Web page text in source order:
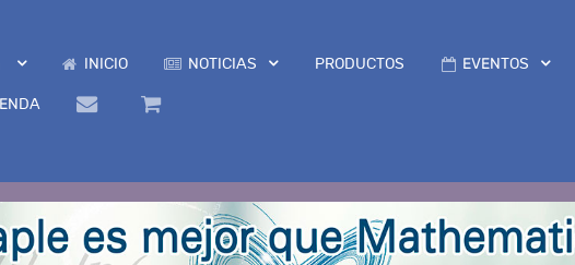
INICIO NOTICIAS PRODUCTOS EVENTOS